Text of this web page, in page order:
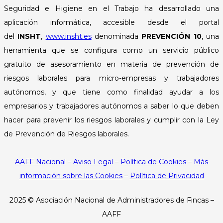
Seguridad e Higiene en el Trabajo ha desarrollado una
aplicación informática, accesible desde el portal
del INSHT, www.insht.esdenominada PREVENCIÓN 10, una
herramienta que se configura como un servicio público
gratuito de asesoramiento en materia de prevención de
riesgos laborales para micro-empresas y trabajadores
autónomos, y que tiene como finalidad ayudar a los
empresarios y trabajadores autónomos a saber lo que deben
hacer para prevenir los riesgos laborales y cumplir con la Ley
de Prevención de Riesgos laborales.
AAFF Nacional – Aviso Legal – Política de Cookies – Más
información sobre las Cookies– Política de Privacidad
2025 © Asociación Nacional de Administradores de Fincas –
AAFF